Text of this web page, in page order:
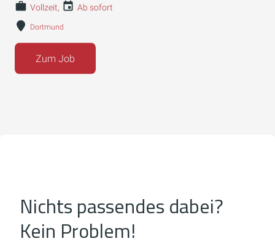
Vollzeit Ab sofort
Dortmund
Zum Job
Nichts passendes dabei?
Kein Problem!